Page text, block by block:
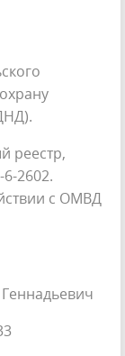
реестр,
2602.
с ОМВД